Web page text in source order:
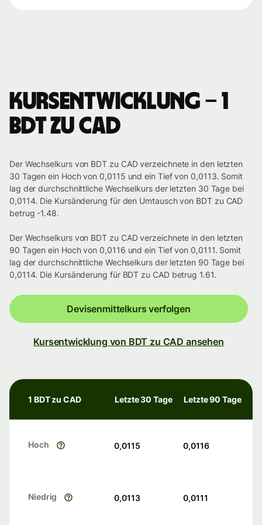
Kursentwicklung – 1
BDT zu CAD
Der Wechselkurs von BDT zu CAD verzeichnete in den letzten
30 Tagen ein Hoch von 0,0115 und ein Tief von 0,0113. Somit
lag der durchschnittliche Wechselkurs der letzten 30 Tage bei
0,0114. Die Kursänderung für den Umtausch von BDT zu CAD
betrug -1.48.
Der Wechselkurs von BDT zu CAD verzeichnete in den letzten
90 Tagen ein Hoch von 0,0116 und ein Tief von 0,0111. Somit
lag der durchschnittliche Wechselkurs der letzten 90 Tage bei
0,0114. Die Kursänderung für BDT zu CAD betrug 1.61.
Devisenmittelkurs verfolgen
Kursentwicklung von BDT zu CAD ansehen
1 BDT zu CAD Letzte 30 Tage Letzte 90 Tage
Hoch 0,0115 0,0116
Niedrig 0,0113 0,0111